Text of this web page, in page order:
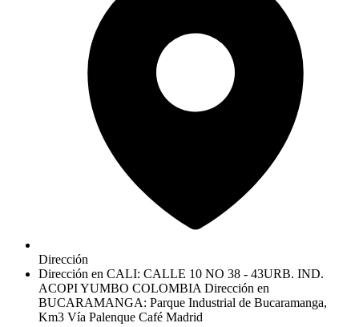
Dirección
Dirección en CALI: CALLE 10 NO 38 - 43URB. IND.
ACOPI YUMBO COLOMBIA Dirección en
BUCARAMANGA: Parque Industrial de Bucaramanga,
Km3 Vía Palenque Café Madrid